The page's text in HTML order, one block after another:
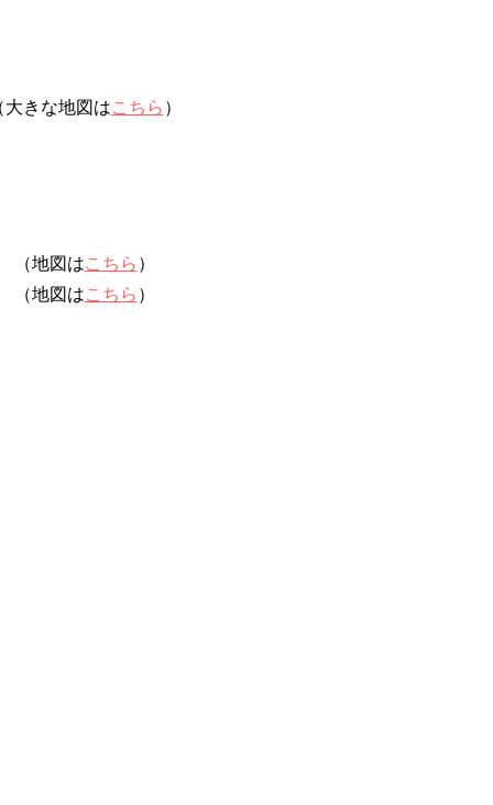
大きな地図はこちら ）
（地図はこちら ）
（地図はこちら ）